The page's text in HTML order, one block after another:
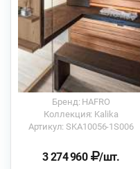
Бренд: HAFRO
Коллекция: Kalika
Артикул: SKA10056-1S006
3 274 960 /шт.